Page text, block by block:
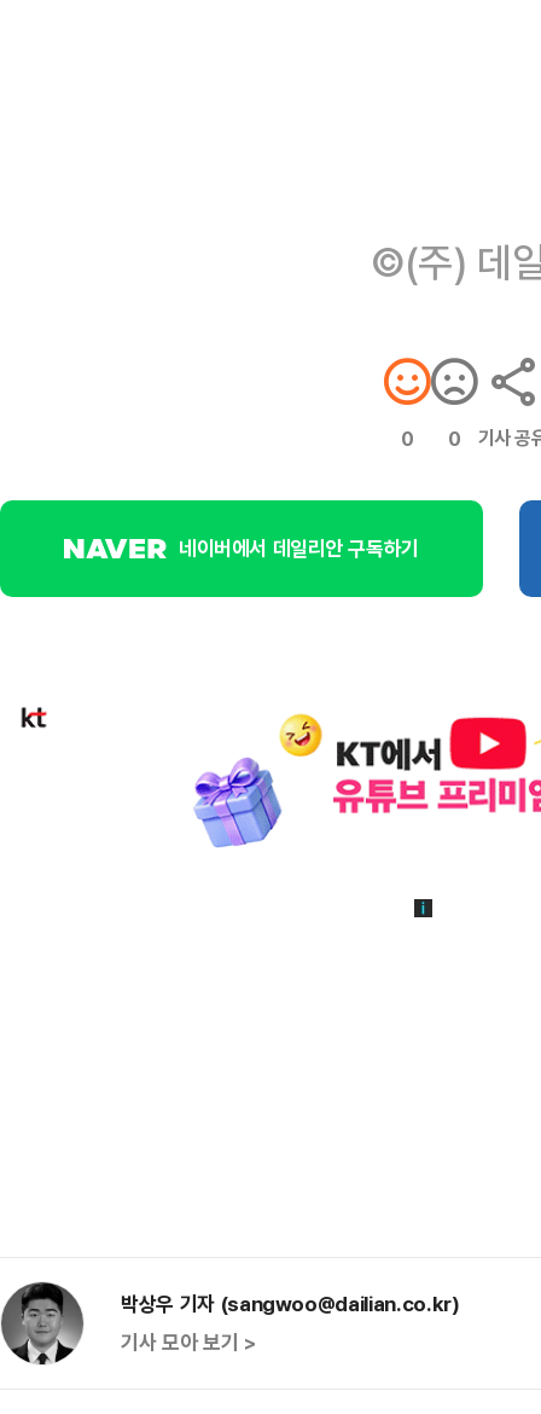
©(주) 데
0 0 기사 공
네이버에서 데일리안 구독하기
박상우 기자 (sangwoo@dailian.co.kr)
기사 모아 보기 >